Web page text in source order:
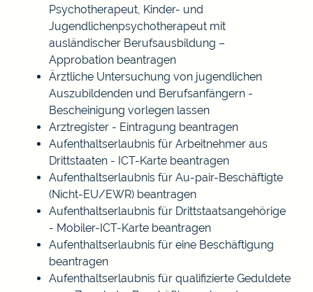
Psychotherapeut, Kinder- und
Jugendlichenpsychotherapeut mit
ausländischer Berufsausbildung –
Approbation beantragen
Ärztliche Untersuchung von jugendlichen
Auszubildenden und Berufsanfängern -
Bescheinigung vorlegen lassen
Arztregister - Eintragung beantragen
Aufenthaltserlaubnis für Arbeitnehmer aus
Drittstaaten - ICT-Karte beantragen
Aufenthaltserlaubnis für Au-pair-Beschäftigte
(Nicht-EU/EWR) beantragen
Aufenthaltserlaubnis für Drittstaatsangehörige
- Mobiler-ICT-Karte beantragen
Aufenthaltserlaubnis für eine Beschäftigung
beantragen
Aufenthaltserlaubnis für qualifizierte Geduldete